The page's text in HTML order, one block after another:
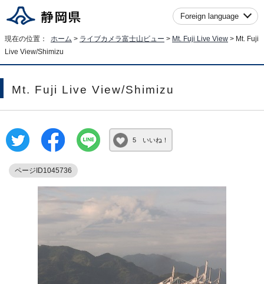
Foreign language
現在の位置： ホーム > ライブカメラ富士山ビュー > Mt. Fuji Live View > Mt. Fuji
Live View/Shimizu
Mt. Fuji Live View/Shimizu
5 いいね！
ページID1045736